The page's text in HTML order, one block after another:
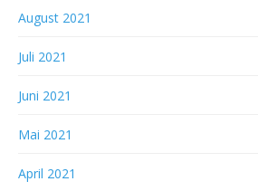
August 2021
Juli 2021
Juni 2021
Mai 2021
April 2021